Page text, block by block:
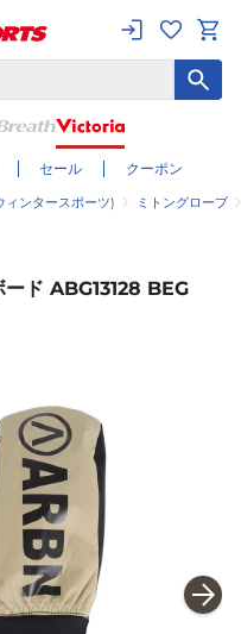
セール クーポン
ィンタースポーツ) ミトングローブ
ド ABG13128 BEG